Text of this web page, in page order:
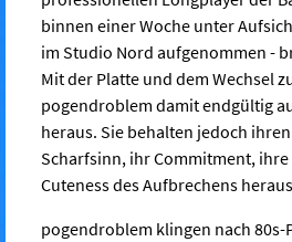
binnen einer Woche unter
im Studio Nord aufgenommen -
Mit der Platte und dem Wechsel
pogendroblem damit endgültig
heraus. Sie behalten jedoch
Scharfsinn, ihr Commitment,
Cuteness des Aufbrechens
pogendroblem klingen nach 80s-